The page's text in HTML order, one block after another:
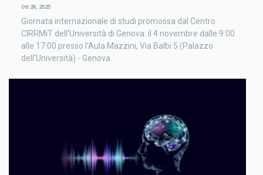
Ott 24, 2025
Giornata internazionale di studi promossa dal Centro
CIRRMiT dell'Università di Genova: il 4 novembre dalle 9:00
alle 17:00 presso l'Aula Mazzini, Via Balbi 5 (Palazzo
dell'Università) - Genova